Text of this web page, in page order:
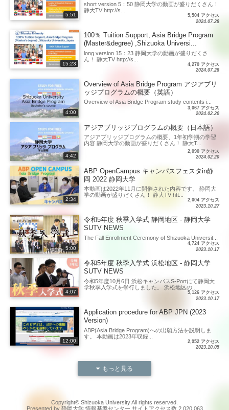
5:51
short version 5：50 静岡大学の動画が盛りだくさん！
静大TV http://s...
5,504 アクセス
2024.07.28
15:23
100％ Tuition Support, Asia Bridge Program
(Master&degree) ,Shizuoka Universi...
long version 15：23 静岡大学の動画が盛りだくさ
ん！ 静大TV http://s...
4,270 アクセス
2024.07.28
4:00
Overview of Asia Bridge Program アジアブリ
ッジプログラムの概要（英語）
Overview of Asia Bridge Program study contents i...
3,067 アクセス
2024.02.20
4:42
アジアブリッジプログラムの概要（日本語）
アジアブリッジプログラムの概要、1年初学期の学習
内容 静岡大学の動画が盛りだくさん！ 静大T...
2,090 アクセス
2024.02.20
2:34
ABP OpenCampus キャンパスフェスタin静
岡 2022 静岡大学
本動画は2022年11月に開催された内容です。 静岡大
学の動画が盛りだくさん！ 静大TV htt...
2,004 アクセス
2023.10.27
5:00
令和5年度 秋季入学式 静岡地区 - 静岡大学
SUTV NEWS
The Fall Enrollment Ceremony of Shizuoka Universit...
4,724 アクセス
2023.10.17
4:07
令和5年度 秋季入学式 浜松地区 - 静岡大学
SUTV NEWS
令和5年度10月6日 浜松キャンパスS-Portにて静岡大
学秋季入学式を挙行しました。 浜松地区の...
5,126 アクセス
2023.10.17
12:00
Application procedure for ABP JPN (2023
Version)
ABP(Asia Bridge Program)への出願方法を説明しま
す。 本動画は2023年収録...
2,952 アクセス
2023.10.05
もっと見る
Copyright© Shizuoka University All rights reserved.
Presented by 静岡大学 情報基盤センター サイトアクセス数 2,020,063